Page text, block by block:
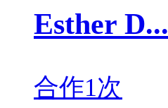
Esther D...
合作1次